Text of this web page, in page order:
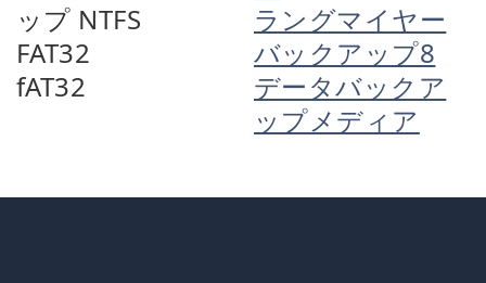
ップ NTFS
FAT32
fAT32
ラングマイヤー
バックアップ8
データバックア
ップメディア